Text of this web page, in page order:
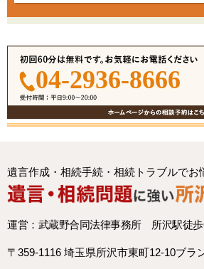
04-2936-8666
遺言作成・相続手続・相続トラブルでお
運営：武蔵野合同法律事務所 所沢駅徒
〒359-1116 埼玉県所沢市東町12-10ブラ